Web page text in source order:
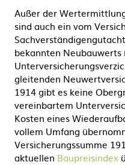
Außer der
sind auch ein vom
bekannten Neubauwerts
gleitenden
1914 gibt es keine
vereinbartem
Kosten eines
vollem Umfang
Versicherungssumme
aktuellen Baupreisindex